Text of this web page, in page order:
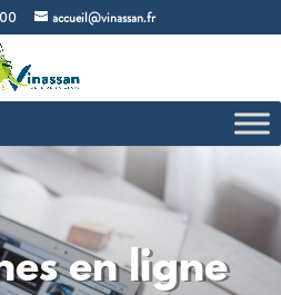
accueil@vinassan.fr
en ligne